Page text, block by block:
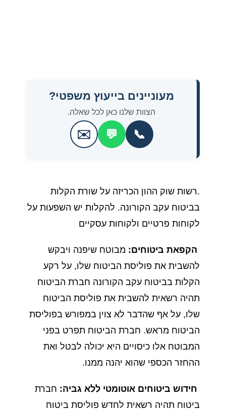
מעוניינים בייעוץ משפטי?
הצוות שלנו כאן לכל שאלה.
📞
💬
✉️
.רשות שוק ההון הכריזה על שורת הקלות
בביטוח עקב הקורונה. להקלות יש השפעות על
לקוחות פרטיים ולקוחות עסקיים
הקפאת ביטוחים: מבוטח שיפנה ויבקש
להשבית את פוליסת הביטוח שלו, על רקע
הקלות בביטוח עקב הקורונה חברת הביטוח
תהיה רשאית להשבית את פוליסת הביטוח
שלו, על אף שהדבר לא צוין במפורש בפוליסת
הביטוח מראש. חברת הביטוח תפרט בפני
המבוטח אלו כיסויים היא יכולה לבטל ואת
ההחזר הכספי שהוא יהנה ממנו.
חידוש ביטוחים אוטומטי ללא גביה: חברת
ביטוח תהיה רשאית לחדש פוליסת ביטוח